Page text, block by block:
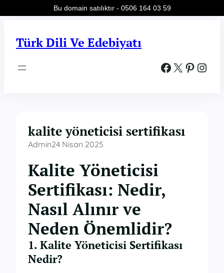
Türk Dili Ve Edebiyatı
Facebook X Pinterest Instagram
kalite yöneticisi sertifikası
Admin24 Nisan 2025
Kalite Yöneticisi
Sertifikası: Nedir,
Nasıl Alınır ve
Neden Önemlidir?
1. Kalite Yöneticisi Sertifikası
Nedir?
Bu domain satılıktır - 0506 164 03 59